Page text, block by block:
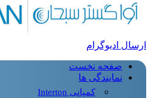
ارسال ادیوگرام
صفحه نخست
نمایندگی ها
کمپانی Interton